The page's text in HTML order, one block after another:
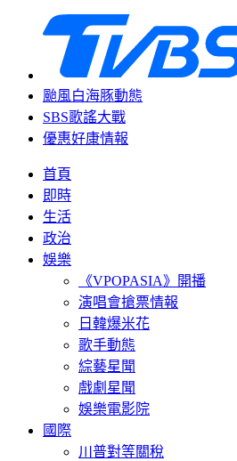
颱風白海豚動態
SBS歌謠大戰
優惠好康情報
首頁
即時
生活
政治
娛樂
《VPOPASIA》開播
演唱會搶票情報
日韓爆米花
歌手動態
綜藝星聞
戲劇星聞
娛樂電影院
國際
川普對等關稅